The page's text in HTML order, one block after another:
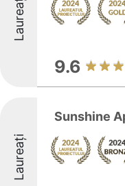
Laureați
9.6
Laureați
Sunshine